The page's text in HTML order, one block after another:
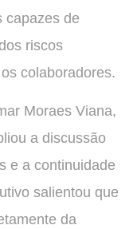
capazes de
riscos
colaboradores.
Moraes Viana,
a discussão
e a continuidade
salientou que
da